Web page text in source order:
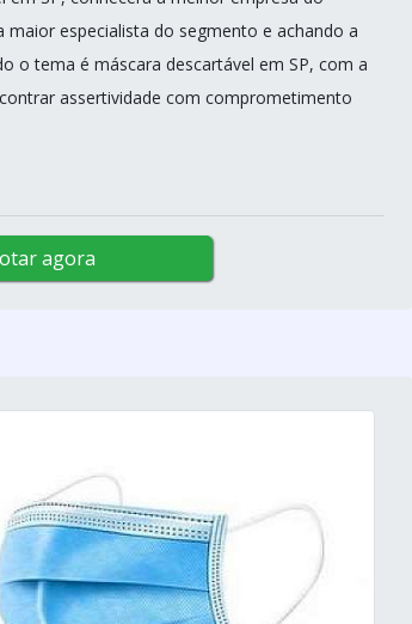
especialista do segmento e achando a
o tema é máscara descartável em SP, com a
assertividade com comprometimento
agora